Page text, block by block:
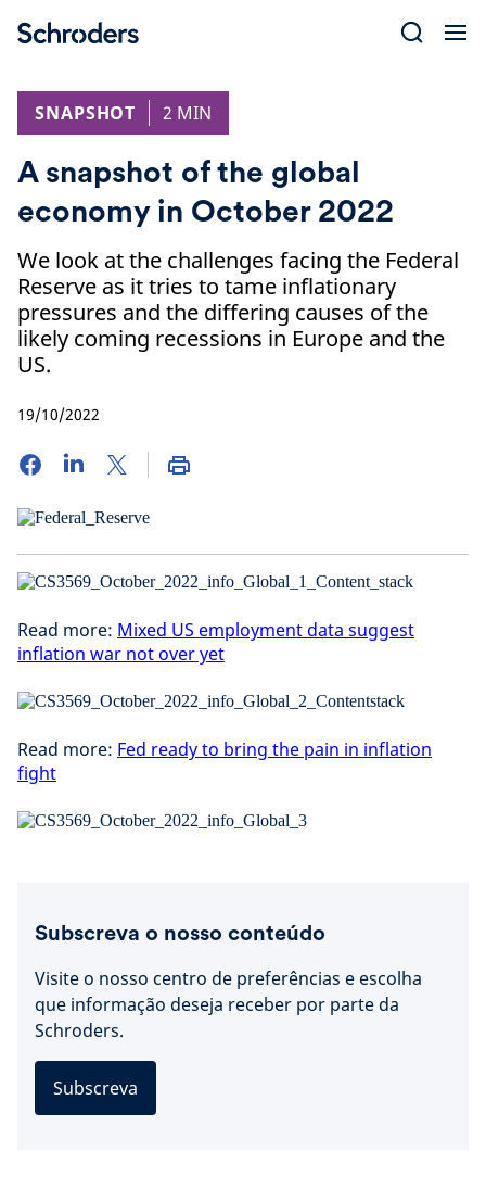
SNAPSHOT
2 MIN
A snapshot of the global
economy in October 2022
We look at the challenges facing the Federal
Reserve as it tries to tame inflationary
pressures and the differing causes of the
likely coming recessions in Europe and the
US.
19/10/2022
Read more: Mixed US employment data suggest
inflation war not over yet
Read more: Fed ready to bring the pain in inflation
fight
Subscreva o nosso conteúdo
Visite o nosso centro de preferências e escolha
que informação deseja receber por parte da
Schroders.
Subscreva